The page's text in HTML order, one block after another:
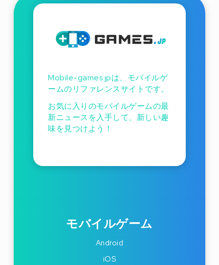
Mobile-games.jpは、モバイルゲ
ームのリファレンスサイトです。
お気に入りのモバイルゲームの最
新ニュースを入手して、新しい趣
味を見つけよう！
モバイルゲーム
Android
iOS